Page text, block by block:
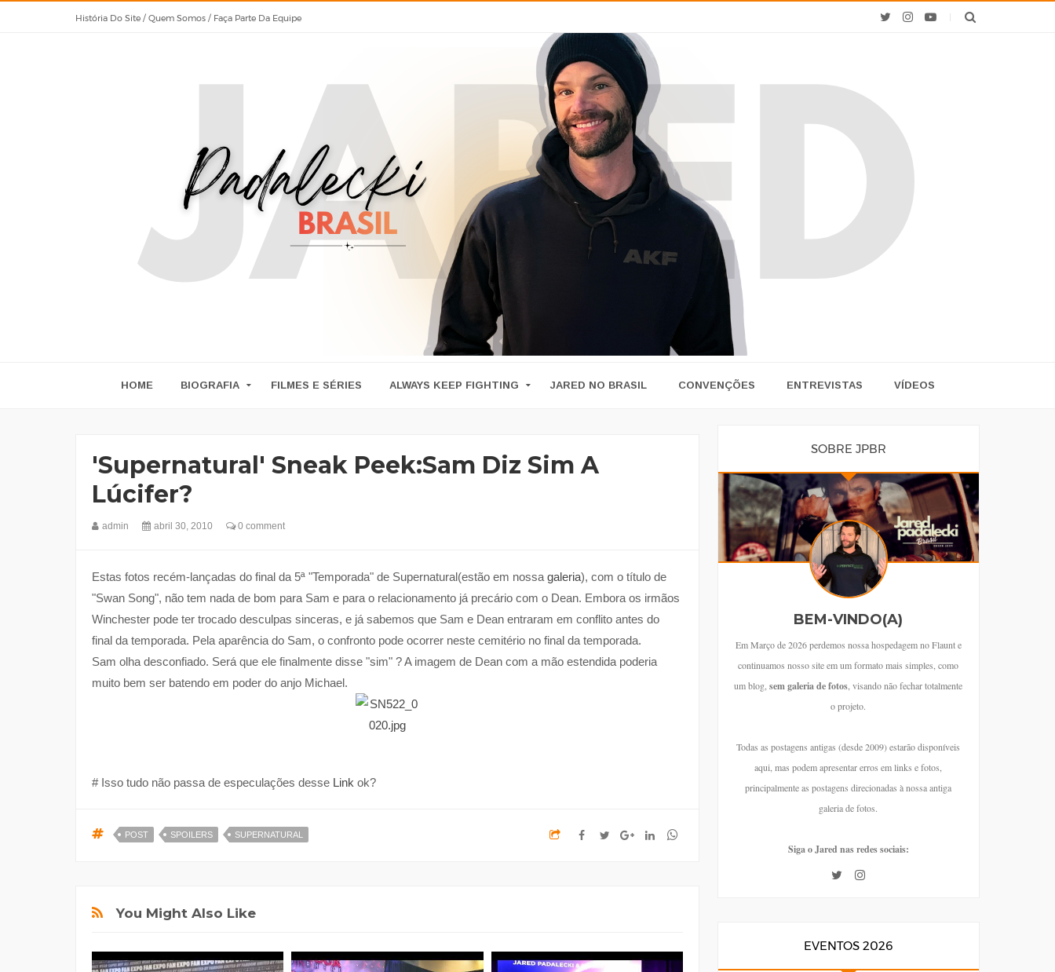
História Do Site / Quem Somos / Faça Parte Da Equipe
HOME BIOGRAFIA FILMES E SÉRIES ALWAYS KEEP FIGHTING JARED NO BRASIL CONVENÇÕES ENTREVISTAS VÍDEOS
'Supernatural' Sneak Peek:Sam Diz Sim A
Lúcifer?
admin abril 30, 2010 0 comment
Estas fotos recém-lançadas do final da 5ª "Temporada" de Supernatural(estão em nossa galeria), com o título de
"Swan Song", não tem nada de bom para Sam e para o relacionamento já precário com o Dean. Embora os irmãos
Winchester pode ter trocado desculpas sinceras, e já sabemos que Sam e Dean entraram em conflito antes do
final da temporada. Pela aparência do Sam, o confronto pode ocorrer neste cemitério no final da temporada.
Sam olha desconfiado. Será que ele finalmente disse "sim" ? A imagem de Dean com a mão estendida poderia
muito bem ser batendo em poder do anjo Michael.
# Isso tudo não passa de especulações desse Link ok?
POST SPOILERS SUPERNATURAL
You Might Also Like
SOBRE JPBR
BEM-VINDO(A)
Em Março de 2026 perdemos nossa hospedagem no Flaunt e
continuamos nosso site em um formato mais simples, como
um blog,sem galeria de fotos, visando não fechar totalmente
o projeto.
Todas as postagens antigas (desde 2009) estarão disponíveis
aqui, mas podem apresentar erros em links e fotos,
principalmente as postagens direcionadas à nossa antiga
galeria de fotos.
Siga o Jared nas redes sociais:
EVENTOS 2026